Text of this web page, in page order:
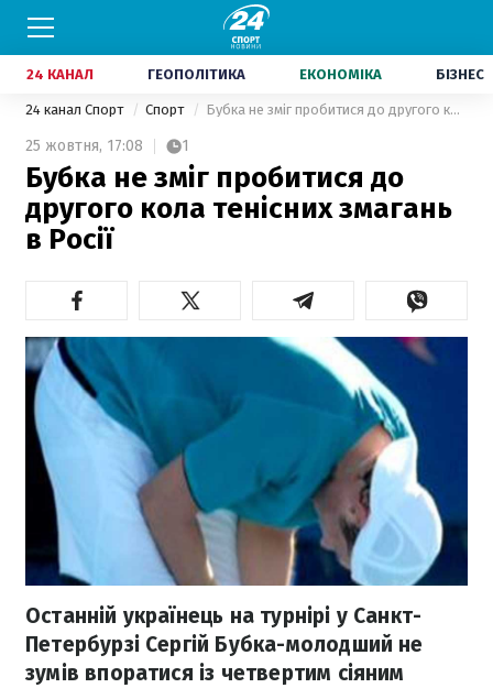
24 КАНАЛ ГЕОПОЛІТИКА ЕКОНОМІКА БІЗНЕС
24 канал Спорт Спорт Бубка не зміг пробитися до другого кола тенісних змагань в Росії
25 жовтня, 17:08 1
Бубка не зміг пробитися до
другого кола тенісних змагань
в Росії
Останній українець на турнірі у Санкт-
Петербурзі Сергій Бубка-молодший не
зумів впоратися із четвертим сіяним